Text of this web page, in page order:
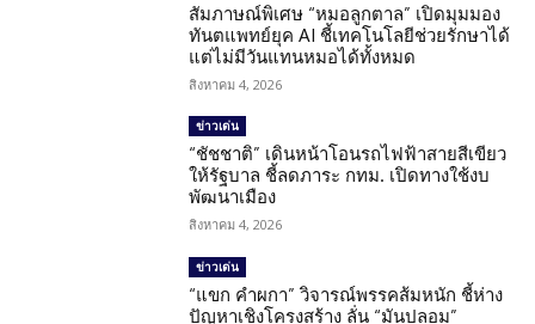
สัมภาษณ์พิเศษ “หมอลูกตาล” เปิดมุมมอง
ทันตแพทย์ยุค AI ชี้เทคโนโลยีช่วยรักษาได้
แต่ไม่มีวันแทนหมอได้ทั้งหมด
สิงหาคม 4, 2026
ข่าวเด่น
“ชัชชาติ” เดินหน้าโอนรถไฟฟ้าสายสีเขียว
ให้รัฐบาล ชี้ลดภาระ กทม. เปิดทางใช้งบ
พัฒนาเมือง
สิงหาคม 4, 2026
ข่าวเด่น
“แขก คำผกา” วิจารณ์พรรคส้มหนัก ชี้ห่าง
ปัญหาเชิงโครงสร้าง ลั่น “มันปลอม”